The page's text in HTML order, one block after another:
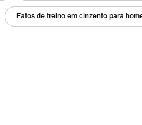
Fatos de treino em cinzento para